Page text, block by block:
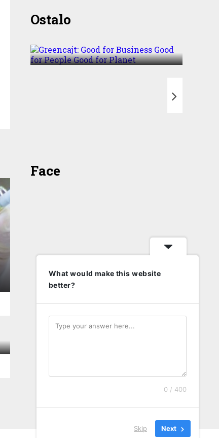
OstaloGreencajt: Good for
Business Good for People
Face
What would make this website
better?
0 / 400
Skip Next